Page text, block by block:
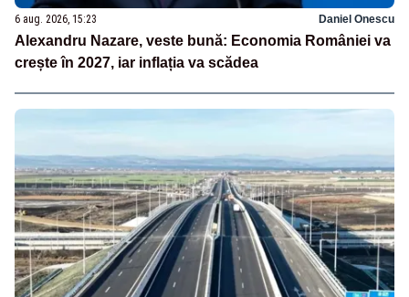
6 aug. 2026, 15:23 Daniel Onescu
Alexandru Nazare, veste bună: Economia României va
crește în 2027, iar inflația va scădea